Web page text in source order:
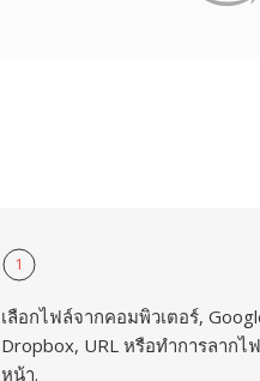
1
เลือกไฟล์จากคอมพิวเตอร์,
Dropbox, URL หรือทำการลากไ
หน้า.